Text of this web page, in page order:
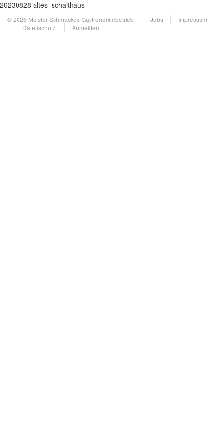
20230828 altes_schalthaus
© 2026 Meister Schmackes Gastronomiebetrieb Jobs
Impressum
Datenschutz
Anmelden